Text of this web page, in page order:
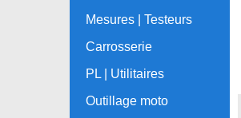
Mesures | Testeurs
Carrosserie
PL | Utilitaires
Outillage moto